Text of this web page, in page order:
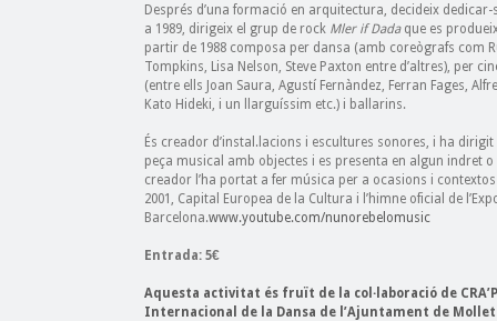
Després d’una formació en arquitectura, decideix
a 1989, dirigeix el grup de rock Mler if Dadaque es
partir de 1988 composa per dansa (amb coreògrafs com
Tompkins, Lisa Nelson, Steve Paxton entre d’altres), per
(entre ells Joan Saura, Agustí Fernàndez, Ferran Fages,
Kato Hideki, i un llarguíssim etc.) i ballarins.
És creador d’instal.lacions i escultures sonores, i ha
peça musical amb objectes i es presenta en algun indret
creador l’ha portat a fer música per a ocasions i
2001, Capital Europea de la Cultura i l’himne oficial de
Barcelona.www.youtube.com/nunorebelomusic
Entrada: 5€
Aquesta activitat és fruït de la col·laboració de
Internacional de la Dansa de l’Ajuntament de Mollet